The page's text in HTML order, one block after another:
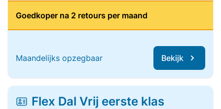
Goedkoper na 2 retours per maand
Maandelijks opzegbaar Bekijk
Flex Dal Vrij eerste klas